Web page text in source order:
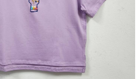
消欲退款等相關疑問，請聯繫「AFTEE先享後付
support/home
限公司提供之「AFTEE先享後付」服務完成之交
內提供個人資料，並將交易相關給付款項請求債
公司。
，請瀏覽以下網址：